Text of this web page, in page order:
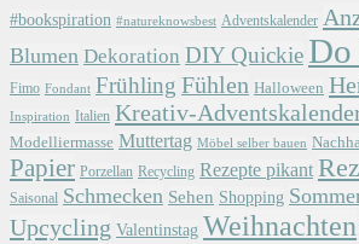
#bookspiration #natureknowsbest Adventskalender
Blumen Dekoration DIY Quickie
Fimo Fondant Frühling Fühlen Halloween
Inspiration Italien Kreativ-
Modelliermasse Muttertag Möbel selber bauen
Papier Porzellan Recycling Rezepte pikant
Saisonal Schmecken Sehen Shopping
Upcycling Valentinstag Weihnachten